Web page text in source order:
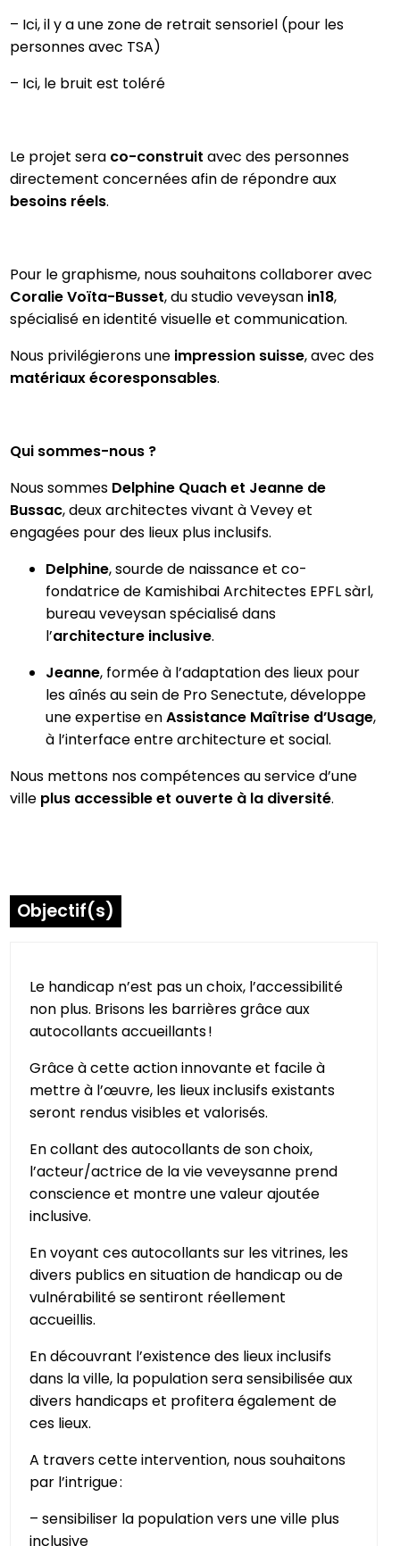
– Ici, il y a une zone de retrait sensoriel (pour les
personnes avec TSA)
– Ici, le bruit est toléré
Le projet sera co-construit avec des personnes
directement concernées afin de répondre aux
besoins réels.
Pour le graphisme, nous souhaitons collaborer avec
Coralie Voïta-Busset, du studio veveysan in18,
spécialisé en identité visuelle et communication.
Nous privilégierons une impression suisse, avec des
matériaux écoresponsables.
Qui sommes-nous ?
Nous sommes Delphine Quach et Jeanne de
Bussac, deux architectes vivant à Vevey et
engagées pour des lieux plus inclusifs.
Delphine, sourde de naissance et co-
fondatrice de Kamishibai Architectes EPFL sàrl,
bureau veveysan spécialisé dans
l’architecture inclusive.
Jeanne, formée à l’adaptation des lieux pour
les aînés au sein de Pro Senectute, développe
une expertise enAssistance Maîtrise d’Usage,
à l’interface entre architecture et social.
Nous mettons nos compétences au service d’une
ville plus accessible et ouverte à la diversité.
Objectif(s)
Le handicap n’est pas un choix, l’accessibilité
non plus. Brisons les barrières grâce aux
autocollants accueillants !
Grâce à cette action innovante et facile à
mettre à l’œuvre, les lieux inclusifs existants
seront rendus visibles et valorisés.
En collant des autocollants de son choix,
l’acteur/actrice de la vie veveysanne prend
conscience et montre une valeur ajoutée
inclusive.
En voyant ces autocollants sur les vitrines, les
divers publics en situation de handicap ou de
vulnérabilité se sentiront réellement
accueillis.
En découvrant l’existence des lieux inclusifs
dans la ville, la population sera sensibilisée aux
divers handicaps et profitera également de
ces lieux.
A travers cette intervention, nous souhaitons
par l’intrigue :
– sensibiliser la population vers une ville plus
inclusive